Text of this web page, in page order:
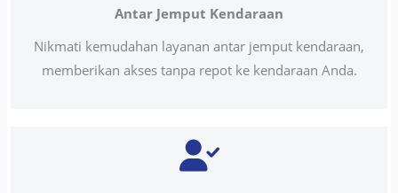
Antar Jemput Kendaraan
Nikmati kemudahan layanan antar jemput kendaraan,
memberikan akses tanpa repot ke kendaraan Anda.